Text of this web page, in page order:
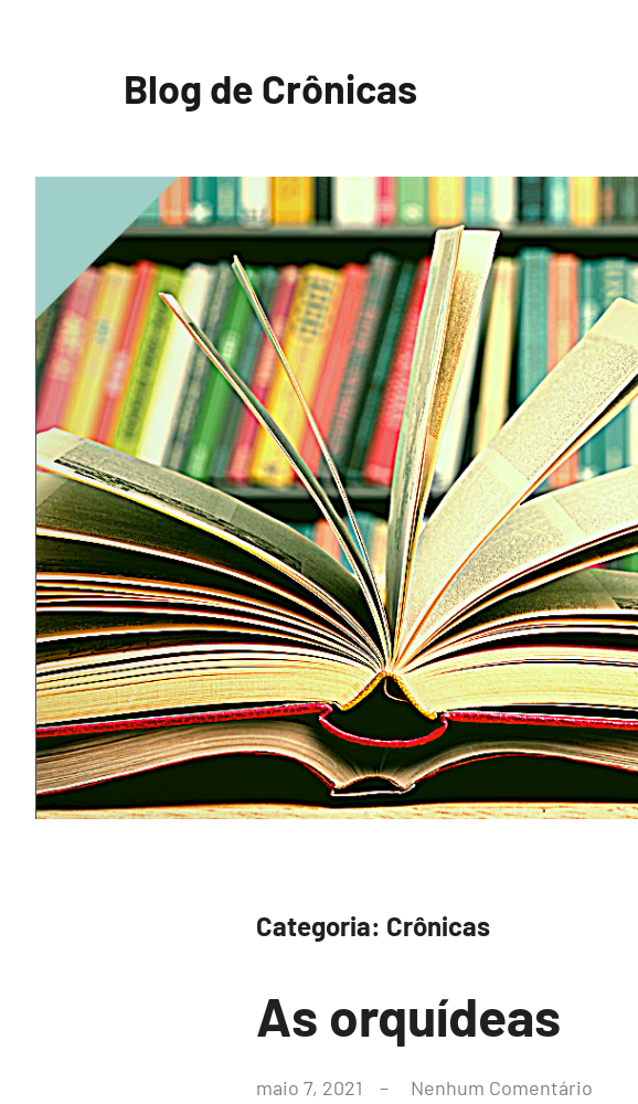
Blog de Crônicas
Categoria: Crônicas
Crônicas
As orquídeas
por
maio 7, 2021 Nenhum Comentário